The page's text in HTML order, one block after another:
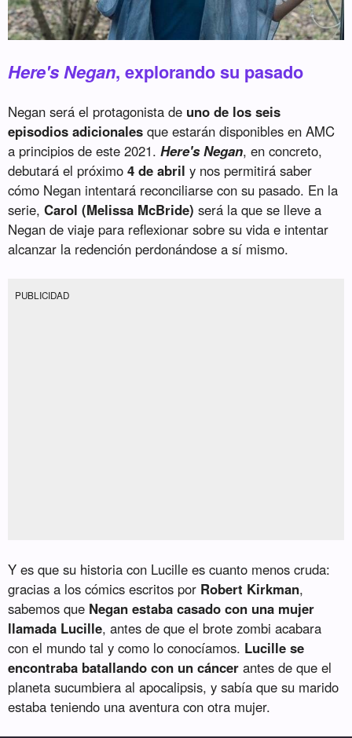
Here's Negan, explorando su pasado
Negan será el protagonista de uno de los seis
episodios adicionales que estarán disponibles en AMC
a principios de este 2021.Here's Negan, en concreto,
debutará el próximo4 de abril y nos permitirá saber
cómo Negan intentará reconciliarse con su pasado. En la
serie,Carol (Melissa McBride) será la que se lleve a
Negan de viaje para reflexionar sobre su vida e intentar
alcanzar la redención perdonándose a sí mismo.
PUBLICIDAD
Y es que su historia con Lucille es cuanto menos cruda:
gracias a los cómics escritos por Robert Kirkman,
sabemos que Negan estaba casado con una mujer
llamada Lucille, antes de que el brote zombi acabara
con el mundo tal y como lo conocíamos. Lucille se
encontraba batallando con un cáncer antes de que el
planeta sucumbiera al apocalipsis, y sabía que su marido
estaba teniendo una aventura con otra mujer.